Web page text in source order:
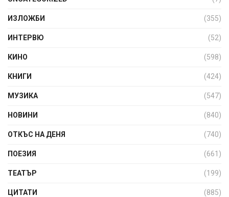
ИЗЛОЖБИ (355)
ИНТЕРВЮ (52)
КИНО (598)
КНИГИ (424)
МУЗИКА (547)
НОВИНИ (840)
ОТКЪС НА ДЕНЯ (740)
ПОЕЗИЯ (661)
ТЕАТЪР (199)
ЦИТАТИ (885)